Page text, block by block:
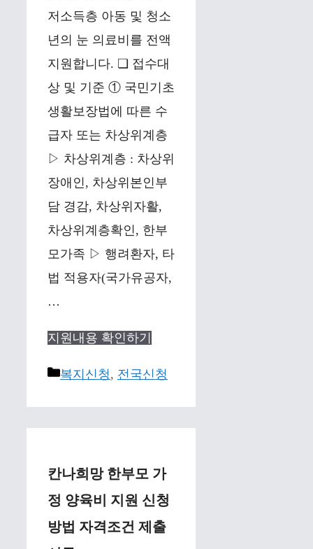
저소득층 아동 및 청소
년의 눈 의료비를 전액
지원합니다. ❏ 접수대
상 및 기준 ① 국민기초
생활보장법에 따른 수
급자 또는 차상위계층
▷ 차상위계층 : 차상위
장애인, 차상위본인부
담 경감, 차상위자활,
차상위계층확인, 한부
모가족 ▷ 행려환자, 타
법 적용자(국가유공자,
…
지원내용 확인하기
Categories
복지신청, 전국신청
칸나희망 한부모 가
정 양육비 지원 신청
방법 자격조건 제출